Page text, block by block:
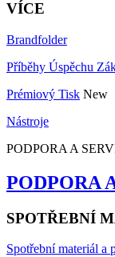
VÍCE
Brandfolder
Příběhy Úspěchu
Prémiový Tisk New
Nástroje
PODPORA A
PODPORA
SPOTŘEBNÍ
Spotřební materiál a